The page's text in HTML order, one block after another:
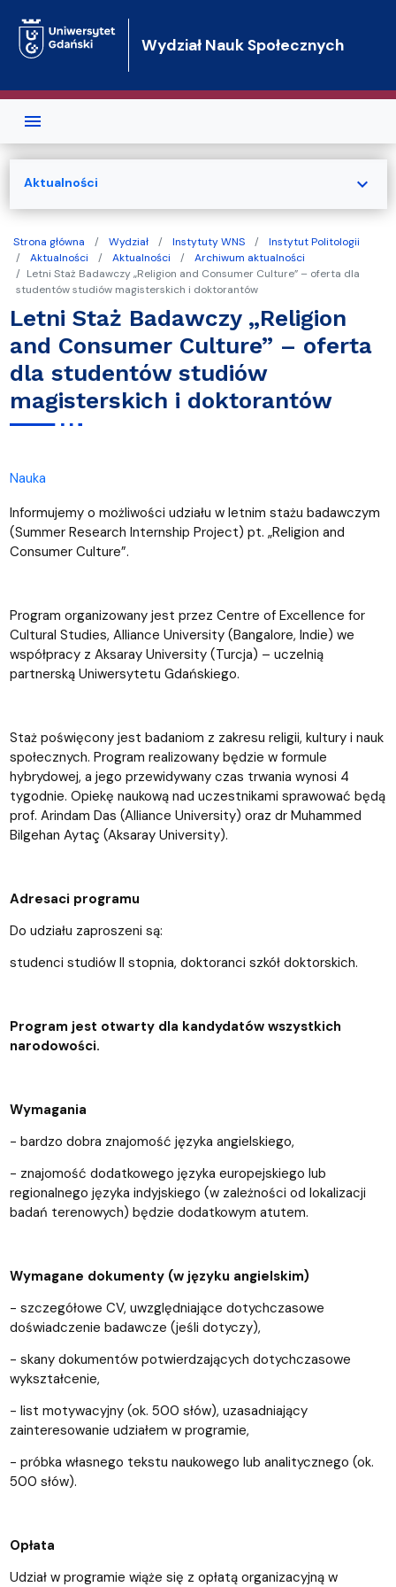
Wydział Nauk Społecznych
Strona główna Wydział Instytuty WNS
Instytut Politologii
Aktualności
Aktualności
Archiwum aktualności
Letni Staż Badawczy „Religion and Consumer Culture” – oferta dla
studentów studiów magisterskich i doktorantów
Letni Staż Badawczy „Religion
and Consumer Culture” – oferta
dla studentów studiów
magisterskich i doktorantów
Nauka
Informujemy o możliwości udziału w letnim stażu badawczym
(Summer Research Internship Project) pt. „Religion and
Consumer Culture”.
Program organizowany jest przez Centre of Excellence for
Cultural Studies, Alliance University (Bangalore, Indie) we
współpracy z Aksaray University (Turcja) – uczelnią
partnerską Uniwersytetu Gdańskiego.
Staż poświęcony jest badaniom z zakresu religii, kultury i nauk
społecznych. Program realizowany będzie w formule
hybrydowej, a jego przewidywany czas trwania wynosi 4
tygodnie. Opiekę naukową nad uczestnikami sprawować będą
prof. Arindam Das (Alliance University) oraz dr Muhammed
Bilgehan Aytaç (Aksaray University).
Adresaci programu
Do udziału zaproszeni są:
studenci studiów II stopnia, doktoranci szkół doktorskich.
Program jest otwarty dla kandydatów wszystkich
narodowości.
Wymagania
- bardzo dobra znajomość języka angielskiego,
- znajomość dodatkowego języka europejskiego lub
regionalnego języka indyjskiego (w zależności od lokalizacji
badań terenowych) będzie dodatkowym atutem.
Wymagane dokumenty (w języku angielskim)
- szczegółowe CV, uwzględniające dotychczasowe
doświadczenie badawcze (jeśli dotyczy),
- skany dokumentów potwierdzających dotychczasowe
wykształcenie,
- list motywacyjny (ok. 500 słów), uzasadniający
zainteresowanie udziałem w programie,
- próbka własnego tekstu naukowego lub analitycznego (ok.
500 słów).
Opłata
Udział w programie wiąże się z opłatą organizacyjną w
Aktualności expand_more